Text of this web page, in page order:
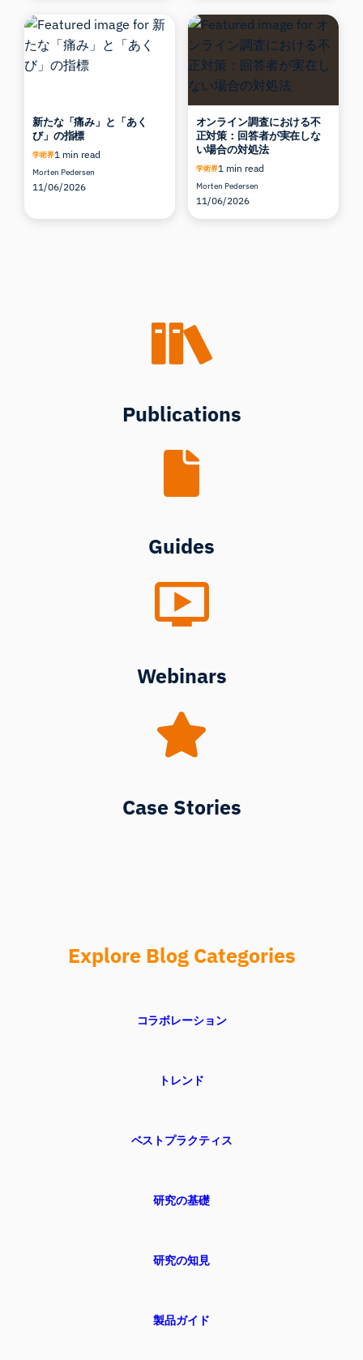
新たな「痛み」と「あく
び」の指標
学術界1 min read
Morten Pedersen
11/06/2026
オンライン調査における不
正対策：回答者が実在しな
い場合の対処法
学術界1 min read
Morten Pedersen
11/06/2026
Publications
Guides
Webinars
Case Stories
Explore Blog Categories
コラボレーション
トレンド
ベストプラクティス
研究の基礎
研究の知見
製品ガイド